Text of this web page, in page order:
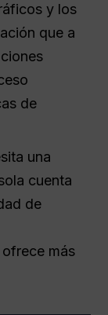
y los
que a
de
una
cuenta
de
más